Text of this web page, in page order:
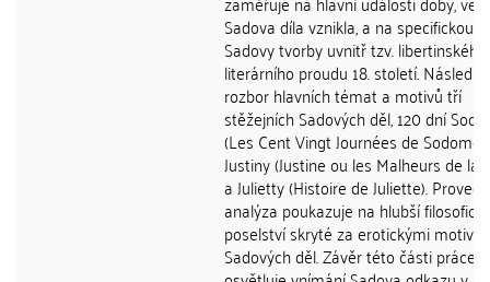
Sadova díla vznikla, a na specifickou
Sadovy tvorby uvnitř tzv. libertinského
literárního proudu 18. století.
rozbor hlavních témat a motivů tří
stěžejních Sadových děl, 120 dní
(Les Cent Vingt Journées de Sodome),
Justiny (Justine ou les Malheurs de la
a Julietty (Histoire de Juliette).
analýza poukazuje na hlubší
poselství skryté za erotickými motivy
Sadových děl. Závěr této části práce